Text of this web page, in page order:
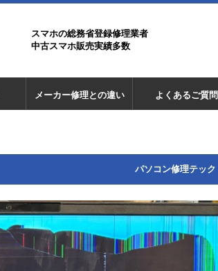
スマホの総務省登録修理業者
中古スマホ販売実績多数
メーカー修理との違い よくあるご質問
パソコン修理テック